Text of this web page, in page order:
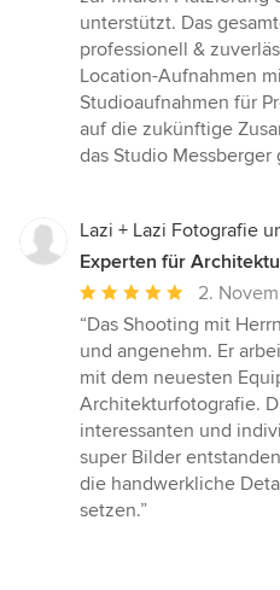
von
5
Sternen
unterstützt. Das
professionell &
Location-Aufnahmen
Studioaufnahmen für
auf die zukünftige
das Studio Messberger
Lazi + Lazi Fotografie
Experten für
Durchschnittliche
Bewertung:
5
von
5
Sternen
2.
“Das Shooting mit
und angenehm. Er
mit dem neuesten
Architekturfotografie.
interessanten und
super Bilder
die handwerkliche
setzen.”